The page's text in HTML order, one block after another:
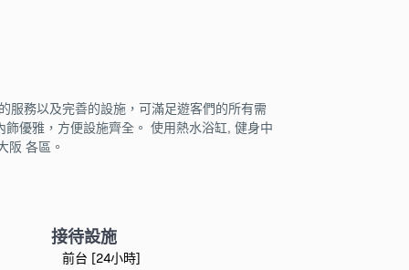
服務以及完善的設施，可滿足遊客們的所有需
優雅，方便設施齊全。 使用熱水浴缸, 健身中
阪 各區。
接待設施
前台 [24小時]